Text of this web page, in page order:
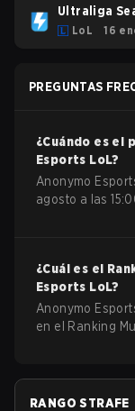
Ultraliga
LoL 16
PREGUNTAS
¿Cuándo es
Esports LoL?
Anonymo
agosto a las
¿Cuál es el
Esports LoL?
Anonymo
en el Ranking
RANGO STRAFE